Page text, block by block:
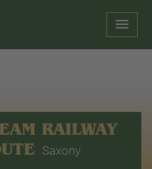
RAILWAY
Saxony